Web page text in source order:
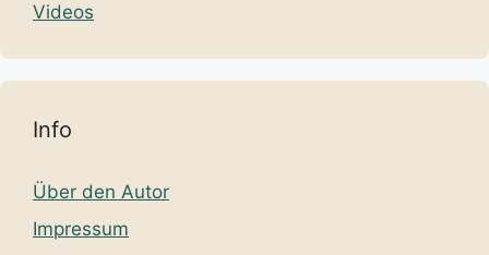
Videos
Info
Über den Autor
Impressum